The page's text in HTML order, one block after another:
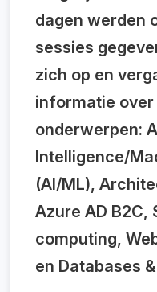
dagen werden
sessies
zich op en
informatie over
onderwerpen:
Intelligence/
(AI/ML),
Azure AD B2C,
computing,
en Databases